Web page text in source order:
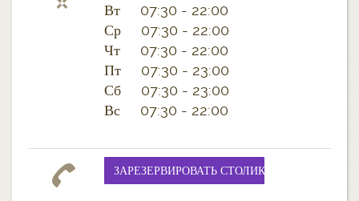
Вт 07:30 - 22:00
Ср 07:30 - 22:00
Чт 07:30 - 22:00
Пт 07:30 - 23:00
Сб 07:30 - 23:00
Вс 07:30 - 22:00